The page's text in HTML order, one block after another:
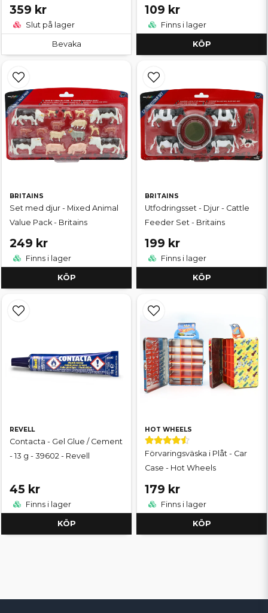
359 kr
Slut på lager
Bevaka
109 kr
Finns i lager
KÖP
BRITAINS
Set med djur - Mixed Animal
Value Pack - Britains
249 kr
Finns i lager
KÖP
BRITAINS
Utfodringsset - Djur - Cattle
Feeder Set - Britains
199 kr
Finns i lager
KÖP
REVELL
Contacta - Gel Glue / Cement
- 13 g - 39602 - Revell
45 kr
Finns i lager
KÖP
HOT WHEELS
Förvaringsväska i Plåt - Car
Case - Hot Wheels
179 kr
Finns i lager
KÖP